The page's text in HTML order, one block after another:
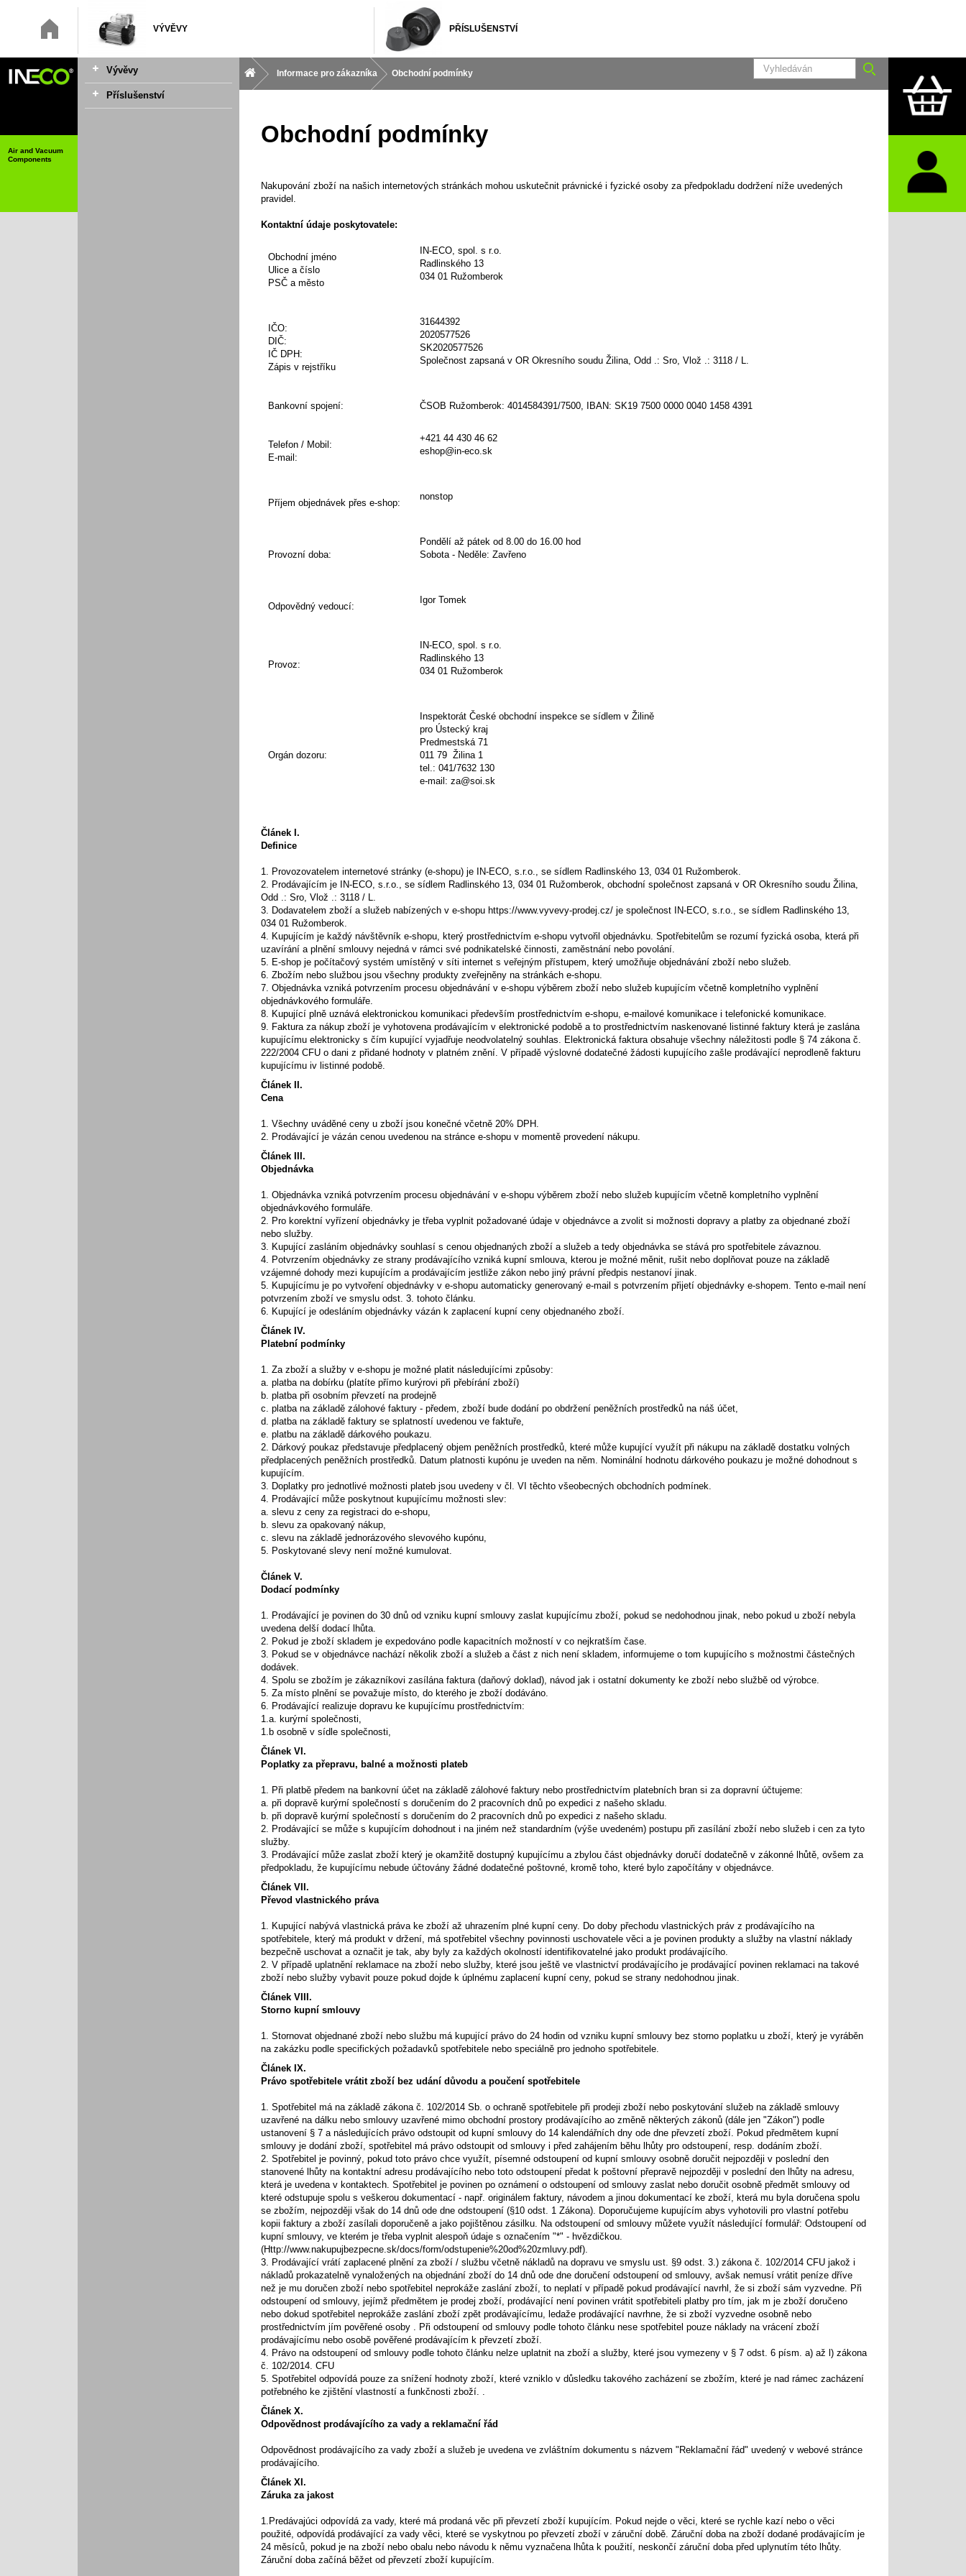
Air and Vacuum
Components
VÝVĚVY PŘÍSLUŠENSTVÍ
Vývěvy
Příslušenství
Informace pro zákazníka Obchodní podmínky
Obchodní podmínky
Nakupování zboží na našich internetových stránkách mohou uskutečnit právnické i fyzické osoby za předpokladu dodržení níže uvedených
pravidel.
Kontaktní údaje poskytovatele:
Obchodní jméno
Ulice a číslo
PSČ a město
IN-ECO, spol. s r.o.
Radlinského 13
034 01 Ružomberok
IČO:
DIČ:
IČ DPH:
Zápis v rejstříku
31644392
2020577526
SK2020577526
Společnost zapsaná v OR Okresního soudu Žilina, Odd .: Sro, Vlož .: 3118 / L.
Bankovní spojení: ČSOB Ružomberok: 4014584391/7500, IBAN: SK19 7500 0000 0040 1458 4391
Telefon / Mobil:
E-mail:
+421 44 430 46 62
eshop@in-eco.sk
Příjem objednávek přes e-shop:
nonstop
Provozní doba:
Pondělí až pátek od 8.00 do 16.00 hod
Sobota - Neděle: Zavřeno
Odpovědný vedoucí:
Igor Tomek
Provoz:
IN-ECO, spol. s r.o.
Radlinského 13
034 01 Ružomberok
Orgán dozoru:
Inspektorát České obchodní inspekce se sídlem v Žilině
pro Ústecký kraj
Predmestská 71
011 79 Žilina 1
tel.: 041/7632 130
e-mail: za@soi.sk
Článek I.
Definice
1. Provozovatelem internetové stránky (e-shopu) je IN-ECO, s.r.o., se sídlem Radlinského 13, 034 01 Ružomberok.
2. Prodávajícím je IN-ECO, s.r.o., se sídlem Radlinského 13, 034 01 Ružomberok, obchodní společnost zapsaná v OR Okresního soudu Žilina,
Odd .: Sro, Vlož .: 3118 / L.
3. Dodavatelem zboží a služeb nabízených v e-shopu https://www.vyvevy-prodej.cz/ je společnost IN-ECO, s.r.o., se sídlem Radlinského 13,
034 01 Ružomberok.
4. Kupujícím je každý návštěvník e-shopu, který prostřednictvím e-shopu vytvořil objednávku. Spotřebitelům se rozumí fyzická osoba, která při
uzavírání a plnění smlouvy nejedná v rámci své podnikatelské činnosti, zaměstnání nebo povolání.
5. E-shop je počítačový systém umístěný v síti internet s veřejným přístupem, který umožňuje objednávání zboží nebo služeb.
6. Zbožím nebo službou jsou všechny produkty zveřejněny na stránkách e-shopu.
7. Objednávka vzniká potvrzením procesu objednávání v e-shopu výběrem zboží nebo služeb kupujícím včetně kompletního vyplnění
objednávkového formuláře.
8. Kupující plně uznává elektronickou komunikaci především prostřednictvím e-shopu, e-mailové komunikace i telefonické komunikace.
9. Faktura za nákup zboží je vyhotovena prodávajícím v elektronické podobě a to prostřednictvím naskenované listinné faktury která je zaslána
kupujícímu elektronicky s čím kupující vyjadřuje neodvolatelný souhlas. Elektronická faktura obsahuje všechny náležitosti podle § 74 zákona č.
222/2004 CFU o dani z přidané hodnoty v platném znění. V případě výslovné dodatečné žádosti kupujícího zašle prodávající neprodleně fakturu
kupujícímu iv listinné podobě.
Článek II.
Cena
1. Všechny uváděné ceny u zboží jsou konečné včetně 20% DPH.
2. Prodávající je vázán cenou uvedenou na stránce e-shopu v momentě provedení nákupu.
Článek III.
Objednávka
1. Objednávka vzniká potvrzením procesu objednávání v e-shopu výběrem zboží nebo služeb kupujícím včetně kompletního vyplnění
objednávkového formuláře.
2. Pro korektní vyřízení objednávky je třeba vyplnit požadované údaje v objednávce a zvolit si možnosti dopravy a platby za objednané zboží
nebo služby.
3. Kupující zasláním objednávky souhlasí s cenou objednaných zboží a služeb a tedy objednávka se stává pro spotřebitele závaznou.
4. Potvrzením objednávky ze strany prodávajícího vzniká kupní smlouva, kterou je možné měnit, rušit nebo doplňovat pouze na základě
vzájemné dohody mezi kupujícím a prodávajícím jestliže zákon nebo jiný právní předpis nestanoví jinak.
5. Kupujícímu je po vytvoření objednávky v e-shopu automaticky generovaný e-mail s potvrzením přijetí objednávky e-shopem. Tento e-mail není
potvrzením zboží ve smyslu odst. 3. tohoto článku.
6. Kupující je odesláním objednávky vázán k zaplacení kupní ceny objednaného zboží.
Článek IV.
Platební podmínky
1. Za zboží a služby v e-shopu je možné platit následujícími způsoby:
a. platba na dobírku (platíte přímo kurýrovi při přebírání zboží)
b. platba při osobním převzetí na prodejně
c. platba na základě zálohové faktury - předem, zboží bude dodání po obdržení peněžních prostředků na náš účet,
d. platba na základě faktury se splatností uvedenou ve faktuře,
e. platbu na základě dárkového poukazu.
2. Dárkový poukaz představuje předplacený objem peněžních prostředků, které může kupující využít při nákupu na základě dostatku volných
předplacených peněžních prostředků. Datum platnosti kupónu je uveden na něm. Nominální hodnotu dárkového poukazu je možné dohodnout s
kupujícím.
3. Doplatky pro jednotlivé možnosti plateb jsou uvedeny v čl. VI těchto všeobecných obchodních podmínek.
4. Prodávající může poskytnout kupujícímu možnosti slev:
a. slevu z ceny za registraci do e-shopu,
b. slevu za opakovaný nákup,
c. slevu na základě jednorázového slevového kupónu,
5. Poskytované slevy není možné kumulovat.
Článek V.
Dodací podmínky
1. Prodávající je povinen do 30 dnů od vzniku kupní smlouvy zaslat kupujícímu zboží, pokud se nedohodnou jinak, nebo pokud u zboží nebyla
uvedena delší dodací lhůta.
2. Pokud je zboží skladem je expedováno podle kapacitních možností v co nejkratším čase.
3. Pokud se v objednávce nachází několik zboží a služeb a část z nich není skladem, informujeme o tom kupujícího s možnostmi částečných
dodávek.
4. Spolu se zbožím je zákazníkovi zasílána faktura (daňový doklad), návod jak i ostatní dokumenty ke zboží nebo službě od výrobce.
5. Za místo plnění se považuje místo, do kterého je zboží dodáváno.
6. Prodávající realizuje dopravu ke kupujícímu prostřednictvím:
1.a. kurýrní společnosti,
1.b osobně v sídle společnosti,
Článek VI.
Poplatky za přepravu, balné a možnosti plateb
1. Při platbě předem na bankovní účet na základě zálohové faktury nebo prostřednictvím platebních bran si za dopravní účtujeme:
a. při dopravě kurýrní společností s doručením do 2 pracovních dnů po expedici z našeho skladu.
b. při dopravě kurýrní společností s doručením do 2 pracovních dnů po expedici z našeho skladu.
2. Prodávající se může s kupujícím dohodnout i na jiném než standardním (výše uvedeném) postupu při zasílání zboží nebo služeb i cen za tyto
služby.
3. Prodávající může zaslat zboží který je okamžitě dostupný kupujícímu a zbylou část objednávky doručí dodatečně v zákonné lhůtě, ovšem za
předpokladu, že kupujícímu nebude účtovány žádné dodatečné poštovné, kromě toho, které bylo započítány v objednávce.
Článek VII.
Převod vlastnického práva
1. Kupující nabývá vlastnická práva ke zboží až uhrazením plné kupní ceny. Do doby přechodu vlastnických práv z prodávajícího na
spotřebitele, který má produkt v držení, má spotřebitel všechny povinnosti uschovatele věci a je povinen produkty a služby na vlastní náklady
bezpečně uschovat a označit je tak, aby byly za každých okolností identifikovatelné jako produkt prodávajícího.
2. V případě uplatnění reklamace na zboží nebo služby, které jsou ještě ve vlastnictví prodávajícího je prodávající povinen reklamaci na takové
zboží nebo služby vybavit pouze pokud dojde k úplnému zaplacení kupní ceny, pokud se strany nedohodnou jinak.
Článek VIII.
Storno kupní smlouvy
1. Stornovat objednané zboží nebo službu má kupující právo do 24 hodin od vzniku kupní smlouvy bez storno poplatku u zboží, který je vyráběn
na zakázku podle specifických požadavků spotřebitele nebo speciálně pro jednoho spotřebitele.
Článek IX.
Právo spotřebitele vrátit zboží bez udání důvodu a poučení spotřebitele
1. Spotřebitel má na základě zákona č. 102/2014 Sb. o ochraně spotřebitele při prodeji zboží nebo poskytování služeb na základě smlouvy
uzavřené na dálku nebo smlouvy uzavřené mimo obchodní prostory prodávajícího ao změně některých zákonů (dále jen "Zákon") podle
ustanovení § 7 a následujících právo odstoupit od kupní smlouvy do 14 kalendářních dny ode dne převzetí zboží. Pokud předmětem kupní
smlouvy je dodání zboží, spotřebitel má právo odstoupit od smlouvy i před zahájením běhu lhůty pro odstoupení, resp. dodáním zboží.
2. Spotřebitel je povinný, pokud toto právo chce využít, písemné odstoupení od kupní smlouvy osobně doručit nejpozději v poslední den
stanovené lhůty na kontaktní adresu prodávajícího nebo toto odstoupení předat k poštovní přepravě nejpozději v poslední den lhůty na adresu,
která je uvedena v kontaktech. Spotřebitel je povinen po oznámení o odstoupení od smlouvy zaslat nebo doručit osobně předmět smlouvy od
které odstupuje spolu s veškerou dokumentací - např. originálem faktury, návodem a jinou dokumentací ke zboží, která mu byla doručena spolu
se zbožím, nejpozději však do 14 dnů ode dne odstoupení (§10 odst. 1 Zákona). Doporučujeme kupujícím abys vyhotovili pro vlastní potřebu
kopii faktury a zboží zasílali doporučeně a jako pojištěnou zásilku. Na odstoupení od smlouvy můžete využít následující formulář: Odstoupení od
kupní smlouvy, ve kterém je třeba vyplnit alespoň údaje s označením "*" - hvězdičkou.
(Http://www.nakupujbezpecne.sk/docs/form/odstupenie%20od%20zmluvy.pdf).
3. Prodávající vrátí zaplacené plnění za zboží / službu včetně nákladů na dopravu ve smyslu ust. §9 odst. 3.) zákona č. 102/2014 CFU jakož i
nákladů prokazatelně vynaložených na objednání zboží do 14 dnů ode dne doručení odstoupení od smlouvy, avšak nemusí vrátit peníze dříve
než je mu doručen zboží nebo spotřebitel neprokáže zaslání zboží, to neplatí v případě pokud prodávající navrhl, že si zboží sám vyzvedne. Při
odstoupení od smlouvy, jejímž předmětem je prodej zboží, prodávající není povinen vrátit spotřebiteli platby pro tím, jak m je zboží doručeno
nebo dokud spotřebitel neprokáže zaslání zboží zpět prodávajícímu, ledaže prodávající navrhne, že si zboží vyzvedne osobně nebo
prostřednictvím jím pověřené osoby . Při odstoupení od smlouvy podle tohoto článku nese spotřebitel pouze náklady na vrácení zboží
prodávajícímu nebo osobě pověřené prodávajícím k převzetí zboží.
4. Právo na odstoupení od smlouvy podle tohoto článku nelze uplatnit na zboží a služby, které jsou vymezeny v § 7 odst. 6 písm. a) až l) zákona
č. 102/2014. CFU
5. Spotřebitel odpovídá pouze za snížení hodnoty zboží, které vzniklo v důsledku takového zacházení se zbožím, které je nad rámec zacházení
potřebného ke zjištění vlastností a funkčnosti zboží. .
Článek X.
Odpovědnost prodávajícího za vady a reklamační řád
Odpovědnost prodávajícího za vady zboží a služeb je uvedena ve zvláštním dokumentu s názvem "Reklamační řád" uvedený v webové stránce
prodávajícího.
Článek XI.
Záruka za jakost
1.Predávajúci odpovídá za vady, které má prodaná věc při převzetí zboží kupujícím. Pokud nejde o věci, které se rychle kazí nebo o věci
použité, odpovídá prodávající za vady věci, které se vyskytnou po převzetí zboží v záruční době. Záruční doba na zboží dodané prodávajícím je
24 měsíců, pokud je na zboží nebo obalu nebo návodu k němu vyznačena lhůta k použití, neskončí záruční doba před uplynutím této lhůty.
Záruční doba začíná běžet od převzetí zboží kupujícím.